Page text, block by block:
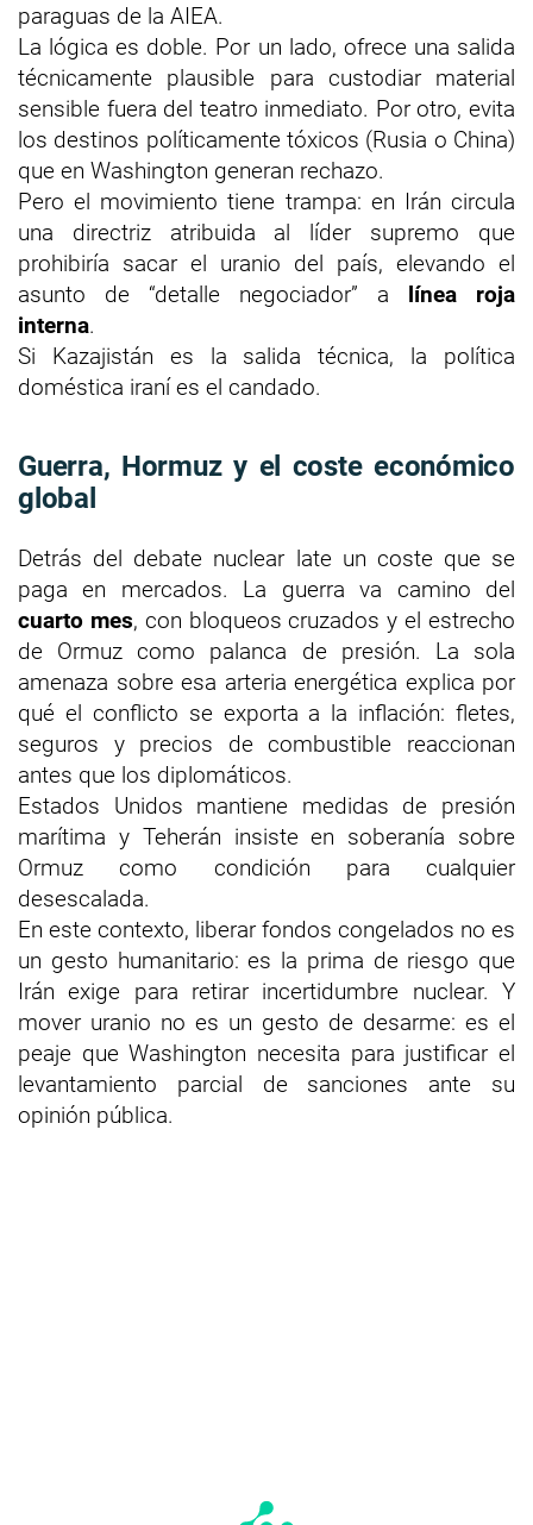
paraguas de la AIEA.
La lógica es doble. Por un lado, ofrece una salida
técnicamente plausible para custodiar material
sensible fuera del teatro inmediato. Por otro, evita
los destinos políticamente tóxicos (Rusia o China)
que en Washington generan rechazo.
Pero el movimiento tiene trampa: en Irán circula
una directriz atribuida al líder supremo que
prohibiría sacar el uranio del país, elevando el
asunto de “detalle negociador” a línea roja
interna.
Si Kazajistán es la salida técnica, la política
doméstica iraní es el candado.
Guerra, Hormuz y el coste económico
global
Detrás del debate nuclear late un coste que se
paga en mercados. La guerra va camino del
cuarto mes, con bloqueos cruzados y el estrecho
de Ormuz como palanca de presión. La sola
amenaza sobre esa arteria energética explica por
qué el conflicto se exporta a la inflación: fletes,
seguros y precios de combustible reaccionan
antes que los diplomáticos.
Estados Unidos mantiene medidas de presión
marítima y Teherán insiste en soberanía sobre
Ormuz como condición para cualquier
desescalada.
En este contexto, liberar fondos congelados no es
un gesto humanitario: es la prima de riesgo que
Irán exige para retirar incertidumbre nuclear. Y
mover uranio no es un gesto de desarme: es el
peaje que Washington necesita para justificar el
levantamiento parcial de sanciones ante su
opinión pública.